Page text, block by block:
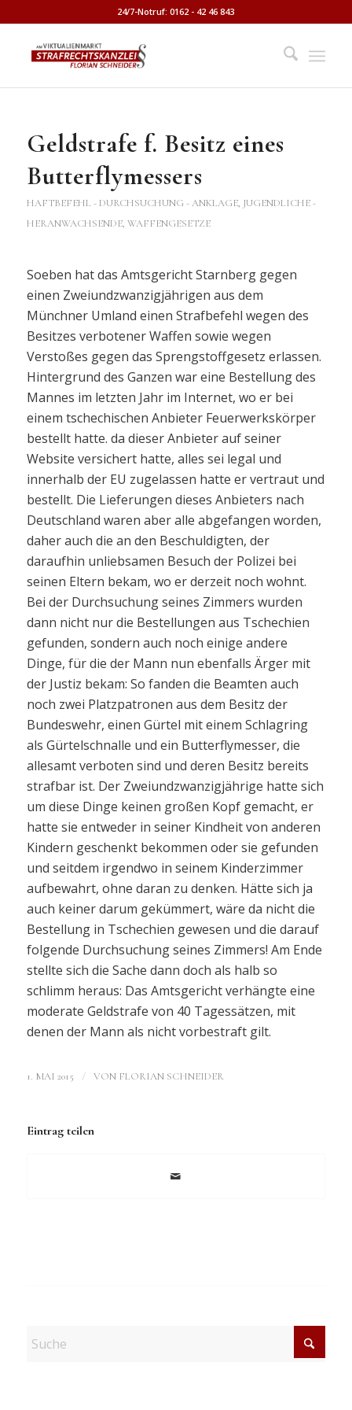
24/7-Notruf: 0162 - 42 46 843
Geldstrafe f. Besitz eines
Butterflymessers
HAFTBEFEHL - DURCHSUCHUNG - ANKLAGE, JUGENDLICHE -
HERANWACHSENDE, WAFFENGESETZE
Soeben hat das Amtsgericht Starnberg gegen
einen Zweiundzwanzigjährigen aus dem
Münchner Umland einen Strafbefehl wegen des
Besitzes verbotener Waffen sowie wegen
Verstoßes gegen das Sprengstoffgesetz erlassen.
Hintergrund des Ganzen war eine Bestellung des
Mannes im letzten Jahr im Internet, wo er bei
einem tschechischen Anbieter Feuerwerkskörper
bestellt hatte. da dieser Anbieter auf seiner
Website versichert hatte, alles sei legal und
innerhalb der EU zugelassen hatte er vertraut und
bestellt. Die Lieferungen dieses Anbieters nach
Deutschland waren aber alle abgefangen worden,
daher auch die an den Beschuldigten, der
daraufhin unliebsamen Besuch der Polizei bei
seinen Eltern bekam, wo er derzeit noch wohnt.
Bei der Durchsuchung seines Zimmers wurden
dann nicht nur die Bestellungen aus Tschechien
gefunden, sondern auch noch einige andere
Dinge, für die der Mann nun ebenfalls Ärger mit
der Justiz bekam: So fanden die Beamten auch
noch zwei Platzpatronen aus dem Besitz der
Bundeswehr, einen Gürtel mit einem Schlagring
als Gürtelschnalle und ein Butterflymesser, die
allesamt verboten sind und deren Besitz bereits
strafbar ist. Der Zweiundzwanzigjährige hatte sich
um diese Dinge keinen großen Kopf gemacht, er
hatte sie entweder in seiner Kindheit von anderen
Kindern geschenkt bekommen oder sie gefunden
und seitdem irgendwo in seinem Kinderzimmer
aufbewahrt, ohne daran zu denken. Hätte sich ja
auch keiner darum gekümmert, wäre da nicht die
Bestellung in Tschechien gewesen und die darauf
folgende Durchsuchung seines Zimmers! Am Ende
stellte sich die Sache dann doch als halb so
schlimm heraus: Das Amtsgericht verhängte eine
moderate Geldstrafe von 40 Tagessätzen, mit
denen der Mann als nicht vorbestraft gilt.
1. MAI 2015 / VON FLORIAN SCHNEIDER
Eintrag teilen